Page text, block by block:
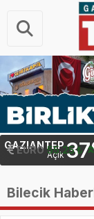
EURO 55.25 ₺
GAZIANTEP
Açık
Bilecik